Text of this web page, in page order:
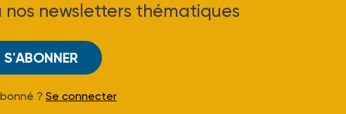
nos newsletters thématiques
S'ABONNER
? Se connecter